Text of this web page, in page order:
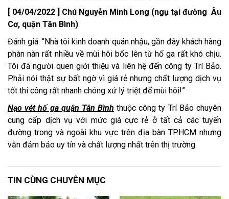
[ 04/04/2022 ] Chú Nguyễn Minh Long (ngụ tại đường Âu
Cơ, quận Tân Bình)
Đánh giá: “Nhà tôi kinh doanh quán nhậu, gần đây khách hàng
phàn nàn rất nhiều về mùi hôi bốc lên từ hố ga rất khó chịu.
Tôi đã người quen giới thiệu và liên hệ đến công ty Trí Bảo.
Phải nói thật sự bất ngờ vì giá rẻ nhưng chất lượng dịch vụ
tốt thi công rất nhanh chóng xử lý triệt để mùi hôi!”
Nạo vét hố ga quận Tân Bình thuộc công ty Trí Bảo chuyên
cung cấp dịch vụ với mức giá cực rẻ ở tất cả các tuyến
đường trong và ngoài khu vực trên địa bàn TP.HCM nhưng
vẫn đảm bảo uy tín và chất lượng nhất trên thị trường.
TIN CÙNG CHUYÊN MỤC